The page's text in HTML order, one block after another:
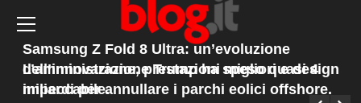
Menu
principale
porte per celebrare gli ottant’anni della
Vespa
Giuseppe Recca 7 Agosto 2026 : 19:55
Samsung Z Fold 8 Ultra: un’evoluzione
dell’innovazione, prestazioni migliori e design
impeccabile.
L’amministrazione Trump ha speso quasi 4
miliardi per annullare i parchi eolici offshore.
Dove Cameron in Italia: vacanze da
sogno con le amiche prima del
matrimonio con Damiano David.